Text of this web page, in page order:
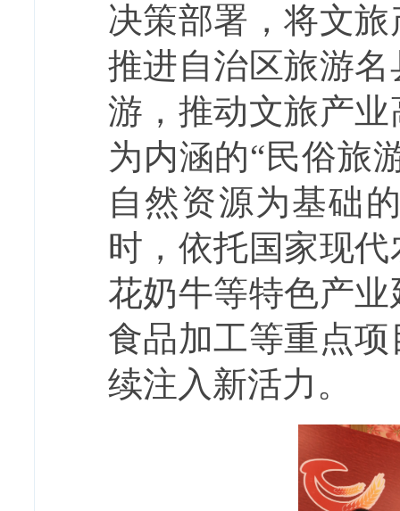
决策部署，将文
推进自治区旅游
游，推动文旅产
为内涵的“民俗旅
自然资源为基础
时，依托国家现
花奶牛等特色产
食品加工等重点
续注入新活力。